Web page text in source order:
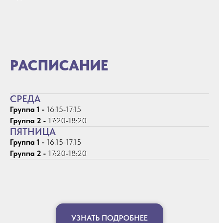
РАСПИСАНИЕ
СРЕДА
Группа 1 - 16:15-17:15
Группа 2 - 17:20-18:20
ПЯТНИЦА
Группа 1 - 16:15-17:15
Группа 2 - 17:20-18:20
УЗНАТЬ ПОДРОБНЕЕ